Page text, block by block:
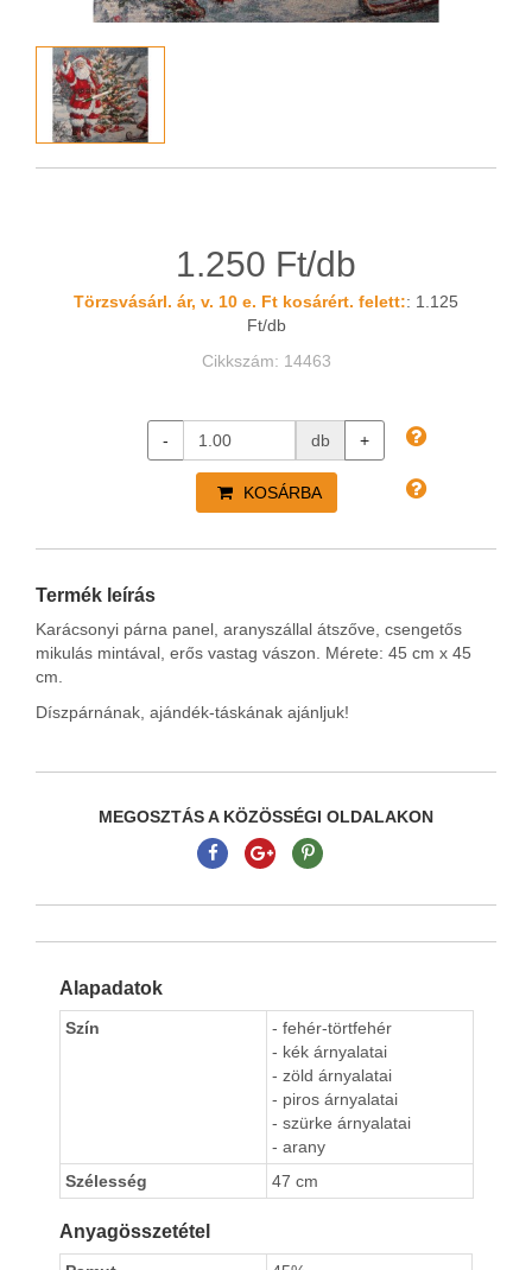
1.250 Ft/db
Törzsvásárl. ár, v. 10 e. Ft kosárért. felett:: 1.125
Ft/db
Cikkszám: 14463
- db +
KOSÁRBA
Termék leírás
Karácsonyi párna panel, aranyszállal átszőve, csengetős
mikulás mintával, erős vastag vászon. Mérete: 45 cm x 45
cm.
Díszpárnának, ajándék-táskának ajánljuk!
MEGOSZTÁS A KÖZÖSSÉGI OLDALAKON
Alapadatok
Szín
- fehér-törtfehér
- kék árnyalatai
- zöld árnyalatai
- piros árnyalatai
- szürke árnyalatai
- arany
Szélesség
47 cm
Anyagösszetétel